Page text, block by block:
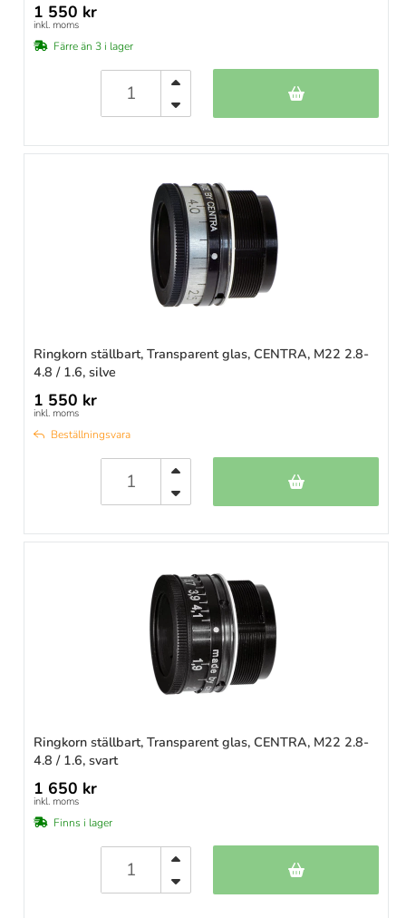
1 550 kr
inkl. moms
Färre än 3 i lager
Ringkorn ställbart, Transparent glas, CENTRA, M22 2.8-
4.8 / 1.6, silve
1 550 kr
inkl. moms
Beställningsvara
Ringkorn ställbart, Transparent glas, CENTRA, M22 2.8-
4.8 / 1.6, svart
1 650 kr
inkl. moms
Finns i lager